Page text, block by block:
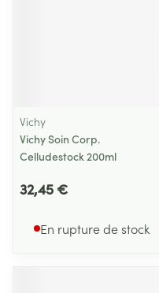
Vichy
Vichy Soin Corp.
Celludestock 200ml
32,45 €
En rupture de stock